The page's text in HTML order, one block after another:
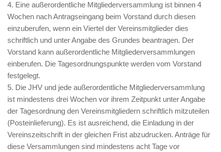
4. Eine außerordentliche Mitgliederversammlung ist binnen 4
Wochen nach Antragseingang beim Vorstand durch diesen
einzuberufen, wenn ein Viertel der Vereinsmitglieder dies
schriftlich und unter Angabe des Grundes beantragen. Der
Vorstand kann außerordentliche Mitgliederversammlungen
einberufen. Die Tagesordnungspunkte werden vom Vorstand
festgelegt.
5. Die JHV und jede außerordentliche Mitgliederversammlung
ist mindestens drei Wochen vor ihrem Zeitpunkt unter Angabe
der Tagesordnung den Vereinsmitgliedern schriftlich mitzuteilen
(Posteinlieferung). Es ist ausreichend, die Einladung in der
Vereinszeitschrift in der gleichen Frist abzudrucken. Anträge für
diese Versammlungen sind mindestens acht Tage vor